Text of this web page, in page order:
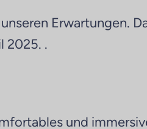
Erwartungen.
2025. .
und